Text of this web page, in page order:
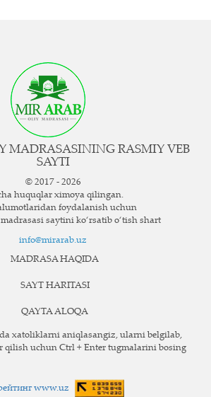
MADRASASINING RASMIY VEB
SAYTI
© 2017 - 2026
huquqlar ximoya qilingan.
foydalanish uchun
saytini ko‘rsatib o‘tish shart
info@mirarab.uz
MADRASA HAQIDA
SAYT HARITASI
QAYTA ALOQA
xatoliklarni aniqlasangiz, ularni belgilab,
qilish uchun Ctrl + Enter tugmalarini bosing